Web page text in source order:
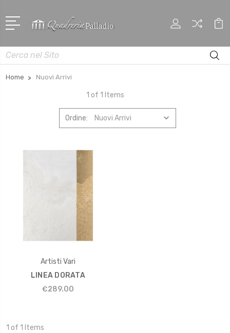
Cerca
Home Nuovi Arrivi
1 of 1 Items
Ordine:
Artisti Vari
LINEA DORATA
€289.00
1 of 1 Items